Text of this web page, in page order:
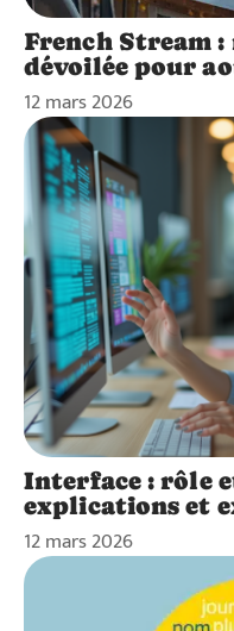
French Stream :
dévoilée pour
12 mars 2026
Interface : rôle
explications et
12 mars 2026